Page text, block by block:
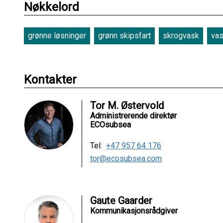
Nøkkelord
grønne løsninger grønn skipsfart skrogvask
Kontakter
Tor M. Østervold
Administrerende direktør
ECOsubsea
Tel: +47 957 64 176
tor@ecosubsea.com
Gaute Gaarder
Kommunikasjonsrådgiver